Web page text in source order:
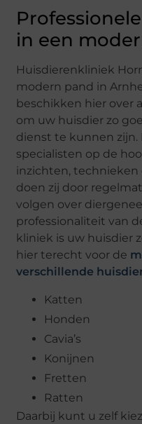
in een
Huisdierenkliniek
modern pand in
beschikken hier over
om uw huisdier zo
dienst te kunnen zijn.
specialisten op de
inzichten,
doen zij door
volgen over
professionaliteit van
kliniek is uw huisdier
hier terecht voor de
verschillende
Katten
Honden
Cavia’s
Konijnen
Fretten
Ratten
Daarbij kunt u zelf